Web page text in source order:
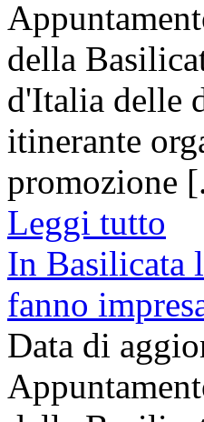
della
d'Italia delle
itinerante
promozione
Leggi tutto
In Basilicata
fanno
Data di